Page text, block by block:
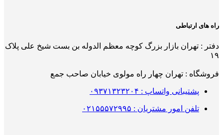
راه های ارتباطی
دفتر : تهران بازار بزرگ کوچه معظم الدوله بن بست شیخ علی پلاک
۱۹
فروشگاه : تهران چهار راه مولوی خیابان صاحب جمع
پشتیبانی واتساپ : ۰۹۳۷۱۳۲۳۲۰۴
تلفن امور مشتریان : ۰۲۱۵۵۵۷۲۹۹۵